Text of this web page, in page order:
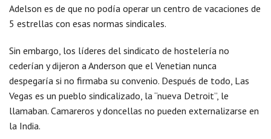
Adelson es de que no podía operar un centro de vacaciones de
5 estrellas con esas normas sindicales.
Sin embargo, los líderes del sindicato de hostelería no
cederían y dijeron a Anderson que el Venetian nunca
despegaría si no firmaba su convenio. Después de todo, Las
Vegas es un pueblo sindicalizado, la “nueva Detroit”, le
llamaban. Camareros y doncellas no pueden externalizarse en
la India.